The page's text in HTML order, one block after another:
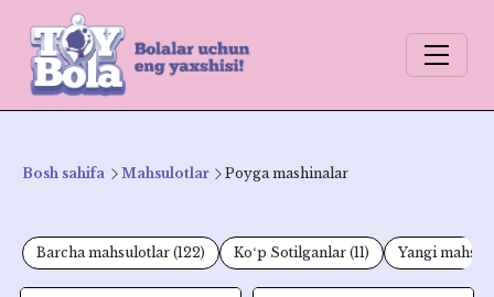
Bosh sahifa Mahsulotlar Poyga mashinalar
Barcha mahsulotlar (122) Koʻp Sotilganlar (11) Yangi